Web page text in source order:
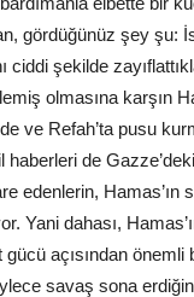
gördüğünüz şey şu:
ciddi şekilde
olmasına karşın
ve Refah’ta pusu
haberleri de
edenlerin, Hamas’ın
Yani dahası,
açısından
savaş sona